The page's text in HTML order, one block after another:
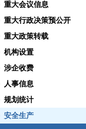
重大会议信息
重大行政决策预公开
重大政策转载
机构设置
涉企收费
人事信息
规划统计
安全生产